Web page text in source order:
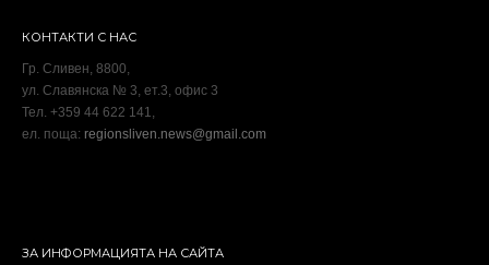
КОНТАКТИ С НАС
Гр. Сливен, 8800,
ул. Славянска № 3, ет.3, офис 3
Тел. +359 44 622 141,
ел. поща: regionsliven.news@gmail.com
ЗА ИНФОРМАЦИЯТА НА САЙТА